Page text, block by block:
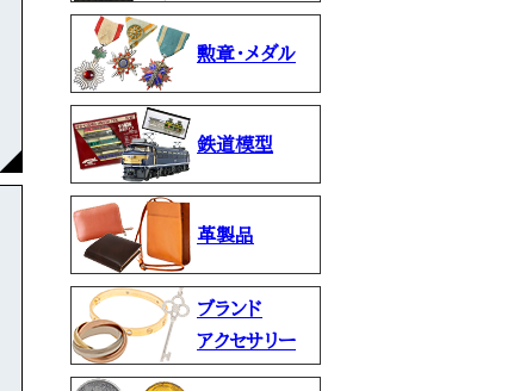
勲章・メダル
鉄道模型
革製品
ブランド
アクセサリー